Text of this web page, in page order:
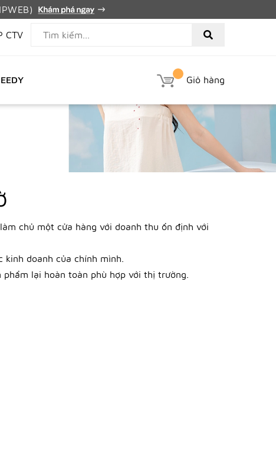
CTV
Giỏ hàng
chủ một cửa hàng với doanh thu ổn định với
doanh của chính mình.
lại hoàn toàn phù hợp với thị trường.